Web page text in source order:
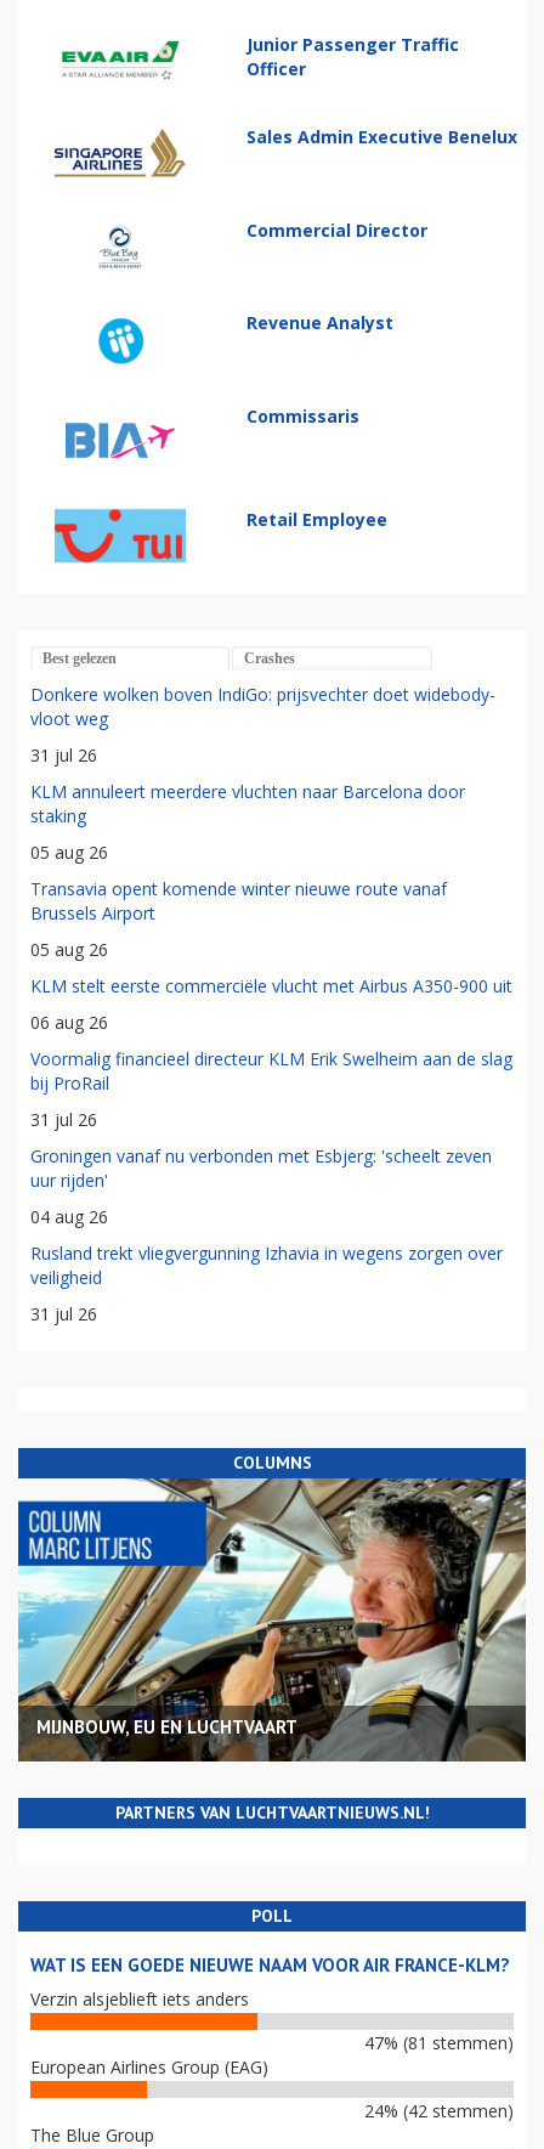
Junior Passenger Traffic
Officer
Sales Admin Executive Benelux
Commercial Director
Revenue Analyst
Commissaris
Retail Employee
Best gelezen Crashes
Donkere wolken boven IndiGo: prijsvechter doet widebody-
vloot weg
31 jul 26
KLM annuleert meerdere vluchten naar Barcelona door
staking
05 aug 26
Transavia opent komende winter nieuwe route vanaf
Brussels Airport
05 aug 26
KLM stelt eerste commerciële vlucht met Airbus A350-900 uit
06 aug 26
Voormalig financieel directeur KLM Erik Swelheim aan de slag
bij ProRail
31 jul 26
Groningen vanaf nu verbonden met Esbjerg: 'scheelt zeven
uur rijden'
04 aug 26
Rusland trekt vliegvergunning Izhavia in wegens zorgen over
veiligheid
31 jul 26
COLUMNS
MIJNBOUW, EU EN LUCHTVAART
PARTNERS VAN LUCHTVAARTNIEUWS.NL!
POLL
WAT IS EEN GOEDE NIEUWE NAAM VOOR AIR FRANCE-KLM?
Verzin alsjeblieft iets anders
47% (81 stemmen)
European Airlines Group (EAG)
24% (42 stemmen)
The Blue Group